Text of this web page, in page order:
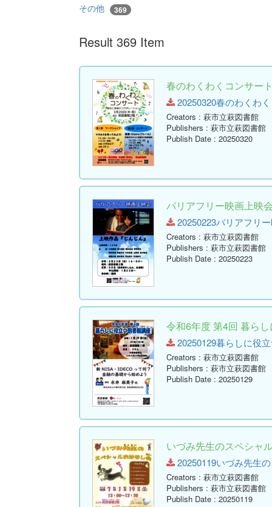
その他 369
Result 369 Item
春のわくわくコンサー
20250320春のわくわ
Creators : 萩市立萩図書館
Publishers : 萩市立萩図書館
Publish Date : 20250320
バリアフリー映画上映
20250223バリアフリ
Creators : 萩市立萩図書館
Publishers : 萩市立萩図書館
Publish Date : 20250223
令和6年度 第4回 暮ら
20250129暮らしに役
Creators : 萩市立萩図書館
Publishers : 萩市立萩図書館
Publish Date : 20250129
いづみ先生のスペシャ
20250119いづみ先生
Creators : 萩市立萩図書館
Publishers : 萩市立萩図書館
Publish Date : 20250119